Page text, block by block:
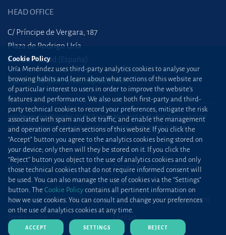
HEAD OFFICE
C/ Príncipe de Vergara, 187
Plaza de Rodrigo Uría
28002 Madrid (España)
+34 915 860 400 madrid@uria.com
Uría Menéndez Abogados, S.L.P. | Registro Mercantil de Madrid, Tomo 24490 del
Libro de Inscripciones Folio 42, Sección 8, Hoja M-43976. NIF: B28563963
Site map Cookie Policy
Privacy Policy
Protection against phishing
attacks
Information Security Policy Standard Terms of Engagement
Cookie Policy
Uría Menéndez uses third-party analytics cookies to analyse your
browsing habits and learn about what sections of this website are
of particular interest to users in order to improve the website’s
features and performance. We also use both first-party and third-
party technical cookies to record your preferences, mitigate the risk
associated with spam and bot traffic, and enable the management
and operation of certain sections of this website. If you click the
“Accept” button you agree to the analytics cookies being stored on
your device; only then will they be stored on it. If you click the
“Reject” button you object to the use of analytics cookies and only
those technical cookies that do not require informed consent will
be used. You can also manage the use of cookies via the “Settings”
button. The Cookie Policy contains all pertinent information on
how we use cookies. You can consult and change your preferences
on the use of analytics cookies at any time.
ACCEPT SETTINGS REJECT